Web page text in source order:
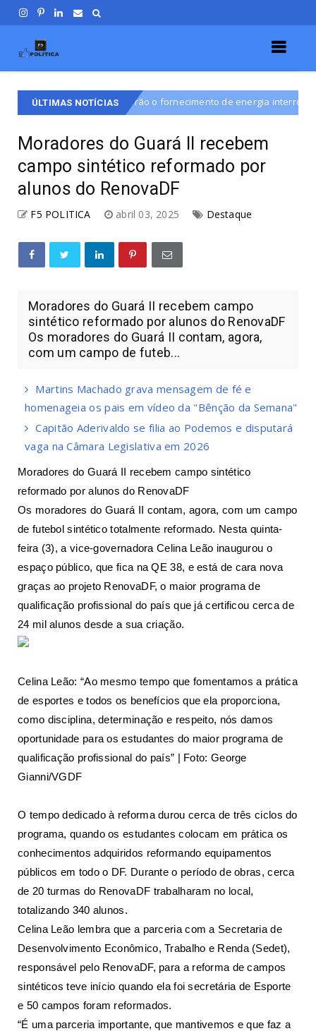
ÚLTIMAS NOTÍCIAS
terão o fornecimento de energia interrompido nesta quinta-feira
Moradores do Guará II recebem
campo sintético reformado por
alunos do RenovaDF
F5 POLITICA abril 03, 2025 Destaque
Moradores do Guará II recebem campo
sintético reformado por alunos do RenovaDF
Os moradores do Guará II contam, agora,
com um campo de futeb...
Martins Machado grava mensagem de fé e
homenageia os pais em vídeo da "Bênção da Semana"
Capitão Aderivaldo se filia ao Podemos e disputará
vaga na Câmara Legislativa em 2026
Moradores do Guará II recebem campo sintético
reformado por alunos do RenovaDF
Os moradores do Guará II contam, agora, com um campo
de futebol sintético totalmente reformado. Nesta quinta-
feira (3), a vice-governadora Celina Leão inaugurou o
espaço público, que fica na QE 38, e está de cara nova
graças ao projeto RenovaDF, o maior programa de
qualificação profissional do país que já certificou cerca de
24 mil alunos desde a sua criação.
Celina Leão: “Ao mesmo tempo que fomentamos a prática
de esportes e todos os benefícios que ela proporciona,
como disciplina, determinação e respeito, nós damos
oportunidade para os estudantes do maior programa de
qualificação profissional do país” | Foto: George
Gianni/VGDF
O tempo dedicado à reforma durou cerca de três ciclos do
programa, quando os estudantes colocam em prática os
conhecimentos adquiridos reformando equipamentos
públicos em todo o DF. Durante o período de obras, cerca
de 20 turmas do RenovaDF trabalharam no local,
totalizando 340 alunos.
Celina Leão lembra que a parceria com a Secretaria de
Desenvolvimento Econômico, Trabalho e Renda (Sedet),
responsável pelo RenovaDF, para a reforma de campos
sintéticos teve início quando ela foi secretária de Esporte
e 50 campos foram reformados.
“É uma parceria importante, que mantivemos e que faz a